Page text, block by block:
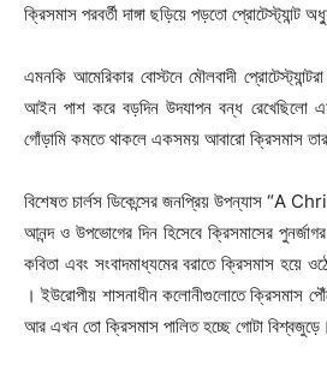
Company
ক্রিসমাস পরবর্তী দাঙ্গা ছড়িয়ে পড়তো প্রোটেস্ট্যান্ট
এমনকি আমেরিকার বোস্টনে মৌলবাদী
আইন পাশ করে বড়দিন উদযাপন বন্ধ রেখেছিলো
গোঁড়ামি কমতে থাকলে একসময় আবারো ক্রিসমাস
বিশেষত চার্লস ডিকেন্সের জনপ্রিয় উপন্যাস “A
আনন্দ ও উপভোগের দিন হিসেবে ক্রিসমাসের
কবিতা এবং সংবাদমাধ্যমের বরাতে ক্রিসমাস হয়ে
। ইউরোপীয় শাসনাধীন কলোনীগুলোতে ক্রিসমাস
আর এখন তো ক্রিসমাস পালিত হচ্ছে গোটা বিশ্বজুড়ে।